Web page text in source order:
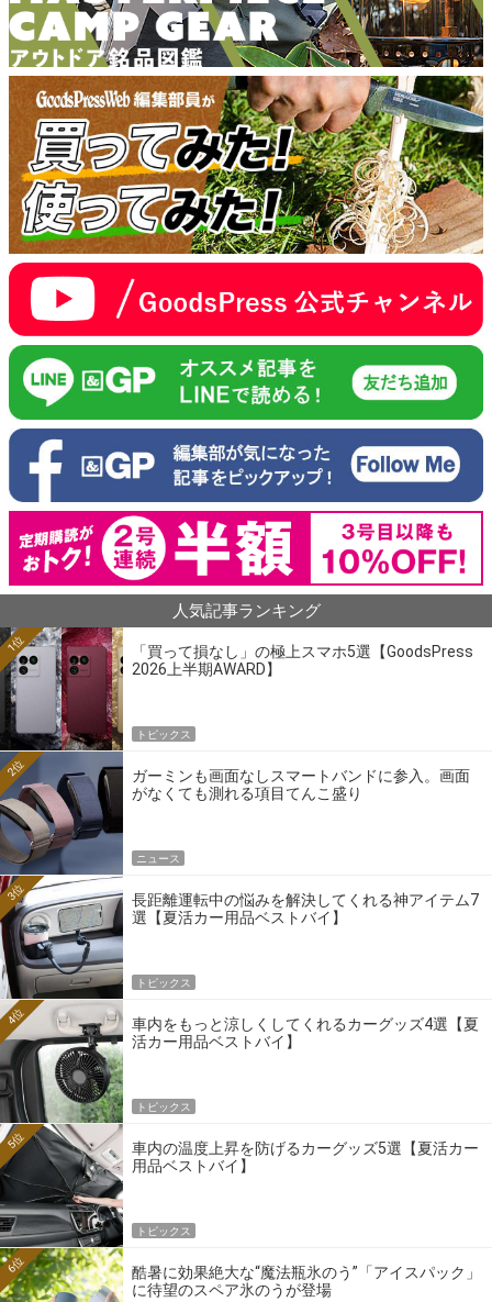
人気記事ランキング
「買って損なし」の極上スマホ5選【GoodsPress
2026上半期AWARD】
1位
トピックス
ガーミンも画面なしスマートバンドに参入。画面
がなくても測れる項目てんこ盛り
2位
ニュース
長距離運転中の悩みを解決してくれる神アイテム7
選【夏活カー用品ベストバイ】
3位
トピックス
車内をもっと涼しくしてくれるカーグッズ4選【夏
活カー用品ベストバイ】
4位
トピックス
車内の温度上昇を防げるカーグッズ5選【夏活カー
用品ベストバイ】
5位
トピックス
酷暑に効果絶大な“魔法瓶氷のう”「アイスパック」
に待望のスペア氷のうが登場
6位